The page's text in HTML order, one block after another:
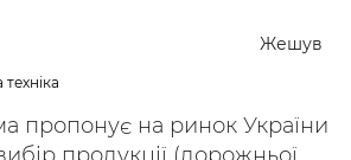
Жешув
пропонує на ринок України